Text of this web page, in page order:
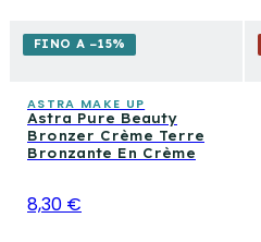
FINO A −15%
ASTRA MAKE UP
Astra Pure Beauty
Bronzer Crème Terre
Bronzante En Crème
8,30 €